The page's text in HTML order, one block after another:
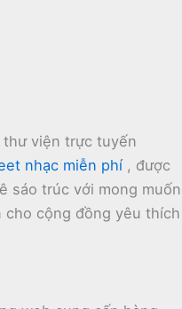
thư viện trực tuyến
nhạc miễn phí , được
sáo trúc với mong muốn
cho cộng đồng yêu thích